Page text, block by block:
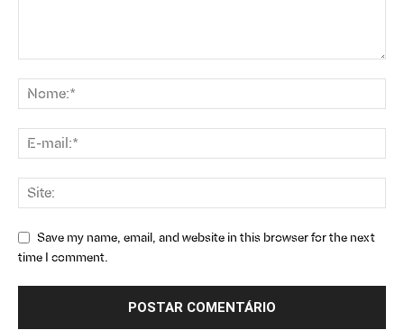
Save my name, email, and website in this browser for the next
time I comment.